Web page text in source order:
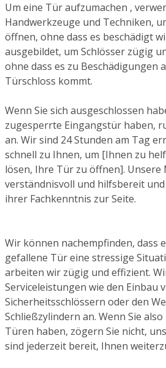
Um eine Tür aufzumachen ,
Handwerkzeuge und Techniken,
öffnen, ohne dass es beschädigt
ausgebildet, um Schlösser zügig
ohne dass es zu Beschädigungen
Türschloss kommt.
Wenn Sie sich ausgeschlossen
zugesperrte Eingangstür haben,
an. Wir sind 24 Stunden am Tag
schnell zu Ihnen, um [Ihnen zu
lösen, Ihre Tür zu öffnen].
verständnisvoll und hilfsbereit
ihrer Fachkenntnis zur Seite.
Wir können nachempfinden, dass
gefallene Tür eine stressige
arbeiten wir zügig und effizient.
Serviceleistungen wie den Einbau
Sicherheitsschlössern oder den
Schließzylindern an. Wenn Sie
Türen haben, zögern Sie nicht,
sind jederzeit bereit, Ihnen